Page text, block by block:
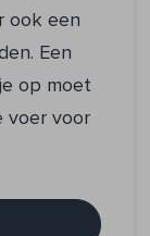
ook een
Een
op moet
voer voor